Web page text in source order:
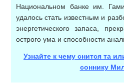
Национальном банке им.
удалось стать известным и
энергетического запаса,
острого ума и способности
Узнайте к чему снится та
соннику